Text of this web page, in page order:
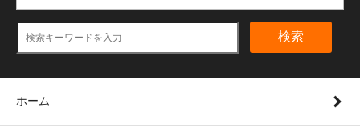
検索
ホーム